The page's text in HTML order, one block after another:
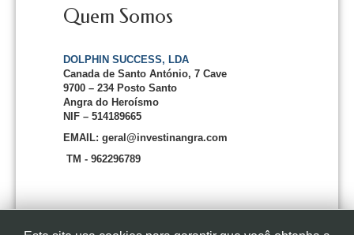
Quem Somos
DOLPHIN SUCCESS, LDA
Canada de Santo António, 7 Cave
9700 – 234 Posto Santo
Angra do Heroísmo
NIF – 514189665
EMAIL: geral@investinangra.com
TM - 962296789